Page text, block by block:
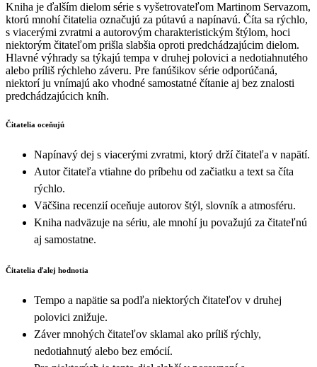
Kniha je ďalším dielom série s vyšetrovateľom Martinom Servazom,
ktorú mnohí čitatelia označujú za pútavú a napínavú. Číta sa rýchlo,
s viacerými zvratmi a autorovým charakteristickým štýlom, hoci
niektorým čitateľom prišla slabšia oproti predchádzajúcim dielom.
Hlavné výhrady sa týkajú tempa v druhej polovici a nedotiahnutého
alebo príliš rýchleho záveru. Pre fanúšikov série odporúčaná,
niektorí ju vnímajú ako vhodné samostatné čítanie aj bez znalosti
predchádzajúcich kníh.
Čitatelia oceňujú
Napínavý dej s viacerými zvratmi, ktorý drží čitateľa v napätí.
Autor čitateľa vtiahne do príbehu od začiatku a text sa číta
rýchlo.
Väčšina recenzií oceňuje autorov štýl, slovník a atmosféru.
Kniha nadväzuje na sériu, ale mnohí ju považujú za čitateľnú
aj samostatne.
Čitatelia ďalej hodnotia
Tempo a napätie sa podľa niektorých čitateľov v druhej
polovici znižuje.
Záver mnohých čitateľov sklamal ako príliš rýchly,
nedotiahnutý alebo bez emócií.